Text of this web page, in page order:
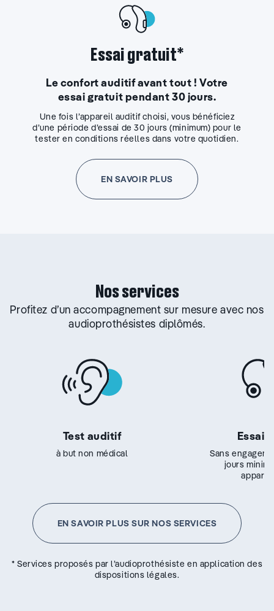
Essai gratuit*
Le confort auditif avant tout ! Votre
essai gratuit pendant 30 jours.
Une fois l’appareil auditif choisi, vous bénéficiez
d’une période d’essai de 30 jours (minimum) pour le
tester en conditions réelles dans votre quotidien.
EN SAVOIR PLUS
Nos services
Profitez d’un accompagnement sur mesure avec nos
audioprothésistes diplômés.
Test auditif
à but non médical
Essai
Sans
jours
EN SAVOIR PLUS SUR NOS SERVICES
* Services proposés par l’audioprothésiste en application des
dispositions légales.